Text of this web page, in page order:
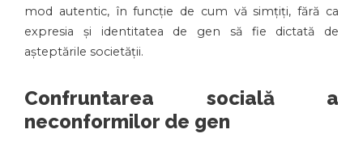
mod autentic, în funcție de cum vă simțiți, fără ca
expresia și identitatea de gen să fie dictată de
așteptările societății.
Confruntarea socială a
neconformilor de gen